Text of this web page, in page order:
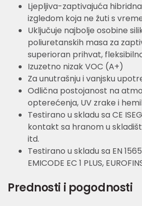
Ljepljiva-zaptivajuća
izgledom koja ne žuti s
Uključuje najbolje osobine
poliuretanskih masa za
superioran prihvat,
Izuzetno nizak VOC (A+)
Za unutrašnju i vanjsku
Odlična postojanost na
opterećenja, UV zrake i
Testirano u skladu sa CE
kontakt sa hranom u
itd.
Testirano u skladu sa EN
EMICODE EC 1 PLUS,
Prednosti i pogodnosti